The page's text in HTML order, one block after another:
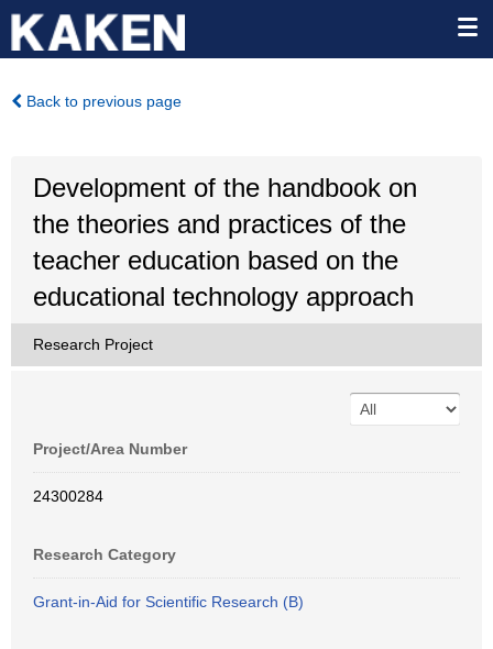
Back to previous page
Development of the handbook on
the theories and practices of the
teacher education based on the
educational technology approach
Research Project
Project/Area Number
24300284
Research Category
Grant-in-Aid for Scientific Research (B)